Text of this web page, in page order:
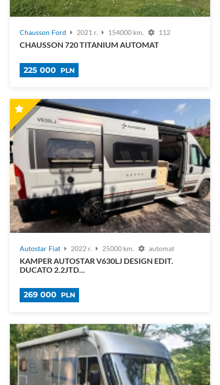
Chausson Ford 2021 r. 154000 km. 112
CHAUSSON 720 TITANIUM AUTOMAT
225 000 PLN
Autostar Fiat 2022 r. 25000 km. automat
KAMPER AUTOSTAR V630LJ DESIGN EDIT.
DUCATO 2.2JTD...
269 000 PLN